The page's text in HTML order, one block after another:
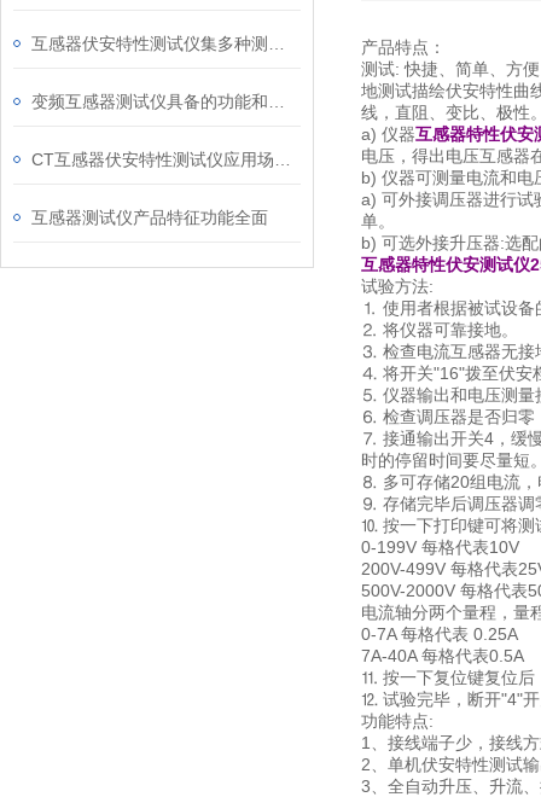
互感器测试仪产品特征功能全面
产品特点：
测试: 快捷、简单、方
地测试描绘伏安特性曲
线，直阻、变比、极性
a) 仪器互感器特性伏安
电压，得出电压互感器
b) 仪器可测量电流和
a) 可外接调压器进行试
单。
b) 可选外接升压器:选
互感器特性伏安测试仪
试验方法:
⒈ 使用者根据被试设备
⒉ 将仪器可靠接地。
⒊ 检查电流互感器无接
⒋ 将开关"16"拨至伏安
⒌ 仪器输出和电压测量
⒍ 检查调压器是否归零
⒎ 接通输出开关4，缓
时的停留时间要尽量短
⒏ 多可存储20组电流，
⒐ 存储完毕后调压器调
⒑ 按一下打印键可将测
0-199V 每格代表10V
200V-499V 每格代表
500V-2000V 每格代表
电流轴分两个量程，量
0-7A 每格代表 0.25A
7A-40A 每格代表0.5A
⒒ 按一下复位键复位后
⒓ 试验完毕，断开"4"
功能特点:
1、接线端子少，接线
2、单机伏安特性测试
3、全自动升压、升流